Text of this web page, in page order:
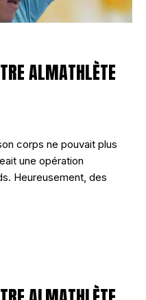
ALMATHLÈTE
corps ne pouvait plus
une opération
Heureusement, des